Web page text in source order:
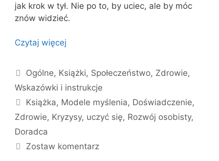
jak krok w tył. Nie po to, by uciec, ale by móc
znów widzieć.
Czytaj więcej
Kategorie
Ogólne, Książki, Społeczeństwo, Zdrowie,
Wskazówki i instrukcje
Tagi
Książka, Modele myślenia, Doświadczenie,
Zdrowie, Kryzysy, uczyć się, Rozwój osobisty,
Doradca
Zostaw komentarz